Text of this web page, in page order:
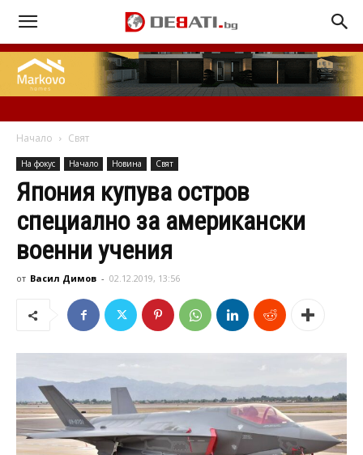
Начало Свят
На фокус Начало Новина Свят
Япония купува остров
специално за американски
военни учения
от Васил Димов - 02.12.2019, 13:56